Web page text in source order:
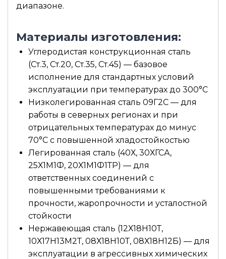
диапазоне.
Материалы изготовления:
Углеродистая конструкционная сталь
(Ст.3, Ст.20, Ст.35, Ст.45) — базовое
исполнение для стандартных условий
эксплуатации при температурах до 300°С
Низколегированная сталь 09Г2С — для
работы в северных регионах и при
отрицательных температурах до минус
70°С с повышенной хладостойкостью
Легированная сталь (40Х, 30ХГСА,
25Х1М1Ф, 20Х1М1Ф1ТР) — для
ответственных соединений с
повышенными требованиями к
прочности, жаропрочности и усталостной
стойкости
Нержавеющая сталь (12Х18Н10Т,
10Х17Н13М2Т, 08Х18Н10Т, 08Х18Н12Б) — для
эксплуатации в агрессивных химических